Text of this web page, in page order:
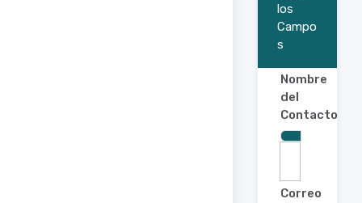
los
Campo
s
Nombre
del
Contacto
Correo